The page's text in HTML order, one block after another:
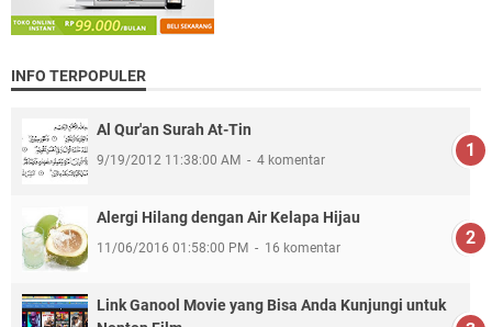
INFO TERPOPULER
Al Qur'an Surah At-Tin
9/19/2012 11:38:00 AM 4 komentar
Alergi Hilang dengan Air Kelapa Hijau
11/06/2016 01:58:00 PM 16 komentar
Link Ganool Movie yang Bisa Anda Kunjungi untuk